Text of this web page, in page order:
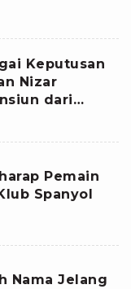
Keputusan
Nizar
dari
Pemain
Spanyol
Nama Jelang